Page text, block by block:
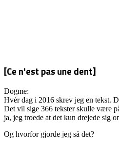
[Ce n'est pas une dent]
Dogme:
Hvér dag i 2016 skrev jeg en tekst.
Det vil sige 366 tekster skulle være
ja, jeg troede at det kun drejede sig
Og hvorfor gjorde jeg så det?